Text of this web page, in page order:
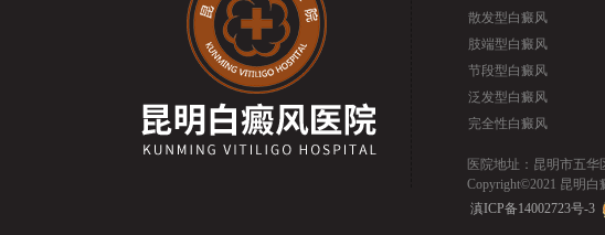
散发型白癜风
肢端型白癜风
节段型白癜风
泛发型白癜风
完全性白癜风
医院地址：昆明市五华
Copyright©2021 昆明白
滇ICP备14002723号-3